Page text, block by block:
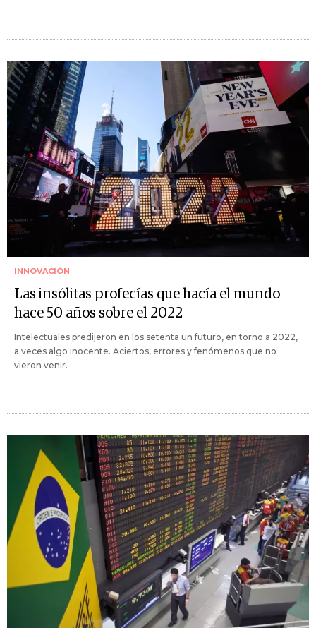
INNOVACIÓN
Las insólitas profecías que hacía el mundo
hace 50 años sobre el 2022
Intelectuales predijeron en los setenta un futuro, en torno a 2022,
a veces algo inocente. Aciertos, errores y fenómenos que no
vieron venir.